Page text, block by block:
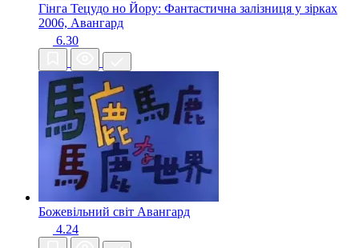
Гінга Тецудо но Йору: Фантастична залізниця у зірках
2006, Авангард
6.30
Божевільний світ Авангард
4.24